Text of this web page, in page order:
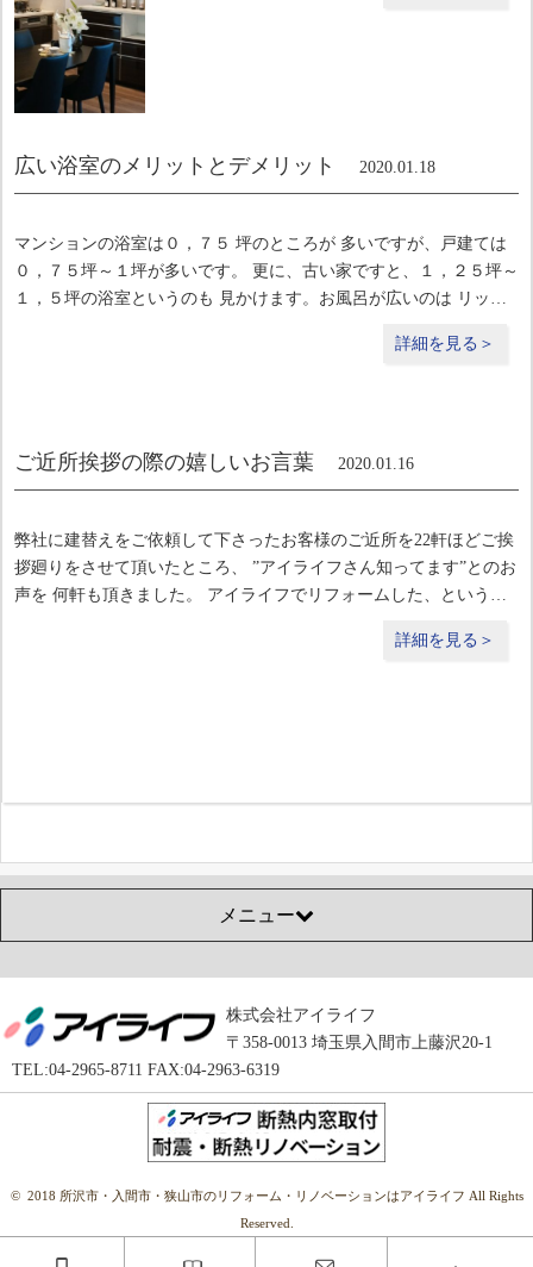
広い浴室のメリットとデメリット 2020.01.18
マンションの浴室は０，７５ 坪のところが 多いですが、戸建ては
０，７５坪～１坪が多いです。 更に、古い家ですと、１，２５坪～
１，５坪の浴室というのも 見かけます。お風呂が広いのは リッチ
詳細を見る＞
ご近所挨拶の際の嬉しいお言葉 2020.01.16
弊社に建替えをご依頼して下さったお客様のご近所を22軒ほどご挨
拶廻りをさせて頂いたところ、 ”アイライフさん知ってます”とのお
声を 何軒も頂きました。 アイライフでリフォームした、という方
詳細を見る＞
メニュー
株式会社アイライフ
〒358-0013 埼玉県入間市上藤沢20-1
TEL:04-2965-8711 FAX:04-2963-6319
© 2018 所沢市・入間市・狭山市のリフォーム・リノベーションはアイライフ All Rights
Reserved.